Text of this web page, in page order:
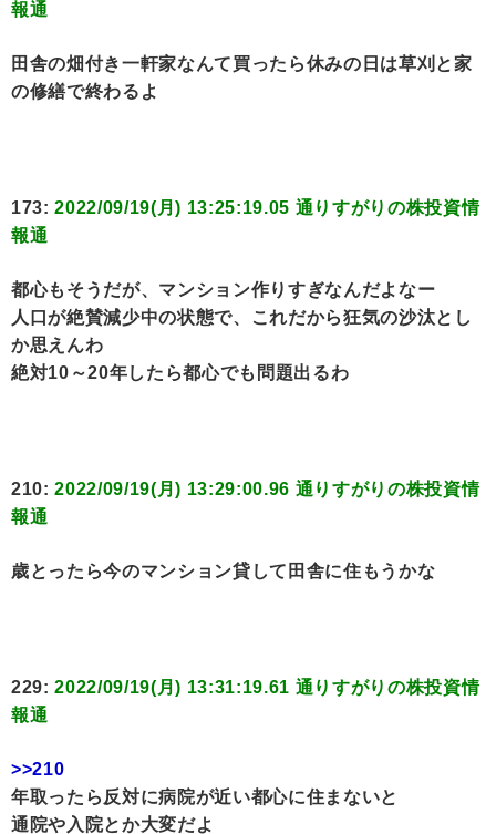
報通
田舎の畑付き一軒家なんて買ったら休みの日は草刈と家
の修繕で終わるよ
173:2022/09/19(月) 13:25:19.05 通りすがりの株投資情
報通
都心もそうだが、マンション作りすぎなんだよなー
人口が絶賛減少中の状態で、これだから狂気の沙汰とし
か思えんわ
絶対10～20年したら都心でも問題出るわ
210:2022/09/19(月) 13:29:00.96 通りすがりの株投資情
報通
歳とったら今のマンション貸して田舎に住もうかな
229:2022/09/19(月) 13:31:19.61 通りすがりの株投資情
報通
>>210
年取ったら反対に病院が近い都心に住まないと
通院や入院とか大変だよ